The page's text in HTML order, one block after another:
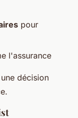
pour
l'assurance
décision